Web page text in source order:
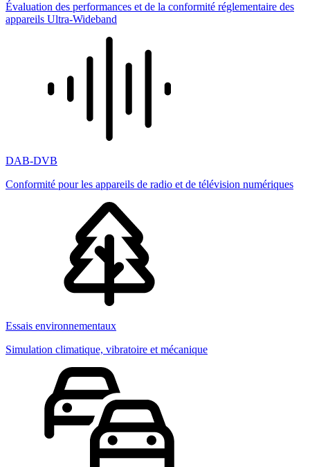
Évaluation des performances et de la conformité réglementaire des
appareils Ultra-Wideband
DAB-DVB
Conformité pour les appareils de radio et de télévision numériques
Essais environnementaux
Simulation climatique, vibratoire et mécanique